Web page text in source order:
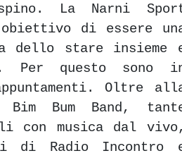
La Narni
di essere
dello stare insieme
Per questo sono
Oltre
Bum Band,
con musica dal vivo,
di Radio Incontro